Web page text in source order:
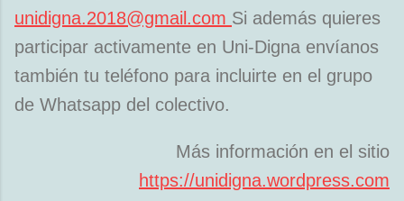
unidigna.2018@gmail.com Si además quieres
participar activamente en Uni-Digna envíanos
también tu teléfono para incluirte en el grupo
de Whatsapp del colectivo.
Más información en el sitio
https://unidigna.wordpress.com